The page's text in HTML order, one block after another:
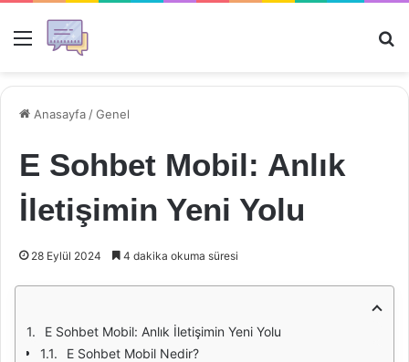
Menü
Anasayfa /Genel
E Sohbet Mobil: Anlık
İletişimin Yeni Yolu
28 Eylül 2024 4 dakika okuma süresi
E Sohbet Mobil: Anlık İletişimin Yeni Yolu
E Sohbet Mobil Nedir?